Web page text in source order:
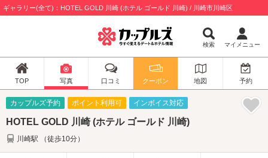
ギャラリー(全て)：HOTEL GOLD 川崎 (ホテル ゴールド 川崎) / 川崎市川崎区
検索 マイメニュー
TOP 写真 口コミ クーポン 地図 予約
カップルズ予約 ポイント利用可 インボイス対応
HOTEL GOLD 川崎 (ホテル ゴールド 川崎)
川崎駅 （徒歩10分）